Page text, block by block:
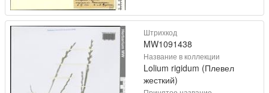
Штрихкод
MW1091438
Название в коллекции
Lolium rigidum (Плевел
жесткий)